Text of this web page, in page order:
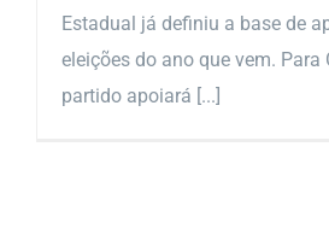
Estadual já definiu a base de
eleições do ano que vem. Para
partido apoiará [...]